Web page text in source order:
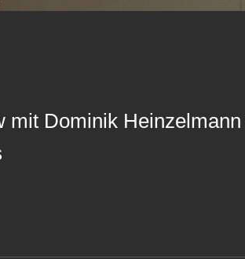
mit Dominik